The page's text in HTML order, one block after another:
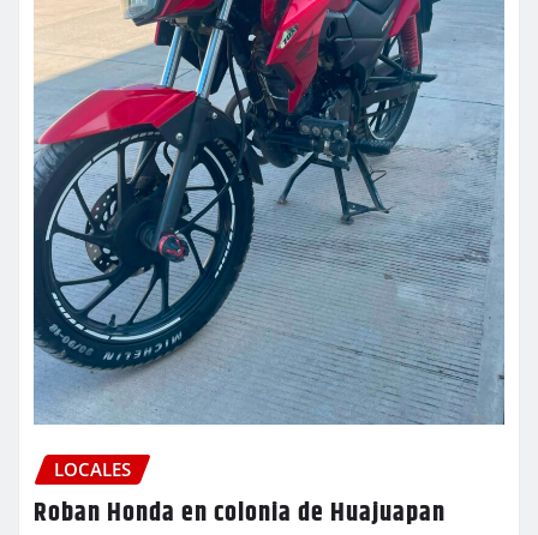
LOCALES
Roban Honda en colonia de Huajuapan